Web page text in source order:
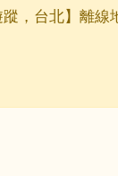
，台北】離線